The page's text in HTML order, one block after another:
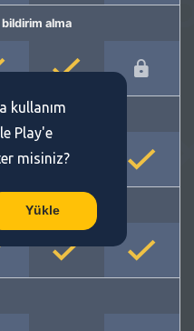
alma
kullanım
Play'e
misiniz?
Yükle